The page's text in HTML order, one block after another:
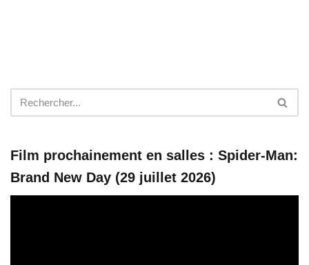
Film prochainement en salles : Spider-Man:
Brand New Day (29 juillet 2026)